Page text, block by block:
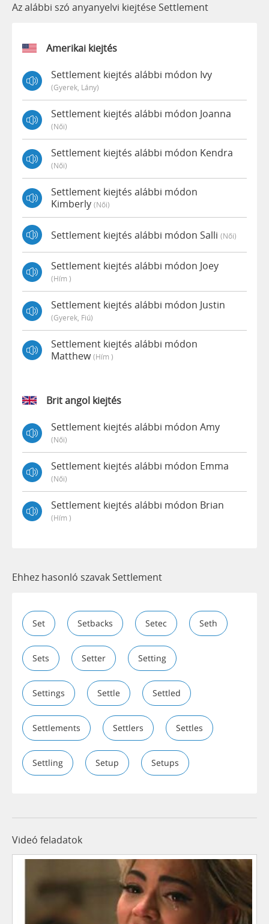
Az alábbi szó anyanyelvi kiejtése Settlement
Amerikai kiejtés
Settlement kiejtés alábbi módon Ivy
(gyerek, Lány)
Settlement kiejtés alábbi módon Joanna
(női)
Settlement kiejtés alábbi módon Kendra
(női)
Settlement kiejtés alábbi módon
Kimberly (női)
Settlement kiejtés alábbi módon Salli (női)
Settlement kiejtés alábbi módon Joey
(hím )
Settlement kiejtés alábbi módon Justin
(gyerek, Fiú)
Settlement kiejtés alábbi módon
Matthew(hím )
Brit angol kiejtés
Settlement kiejtés alábbi módon Amy
(női)
Settlement kiejtés alábbi módon Emma
(női)
Settlement kiejtés alábbi módon Brian
(hím )
Ehhez hasonló szavak Settlement
Set Setbacks Setec Seth
Sets Setter Setting
Settings Settle Settled
Settlements Settlers Settles
Settling Setup Setups
Videó feladatok